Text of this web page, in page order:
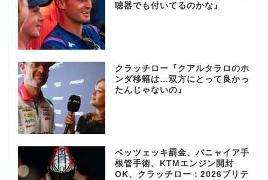
聴器でも付いてるのかな』
クラッチロー『クアルタラロのホ
ンダ移籍は…双方にとって良かっ
たんじゃないの』
ベッツェッキ罰金、バニャイア手
根管手術、KTMエンジン開封
OK、クラッチロー：2026ブリテ